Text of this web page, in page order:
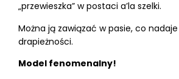
„przewieszka” w postaci a’la szelki.
Można ją zawiązać w pasie, co nadaje
drapieżności.
Model fenomenalny!